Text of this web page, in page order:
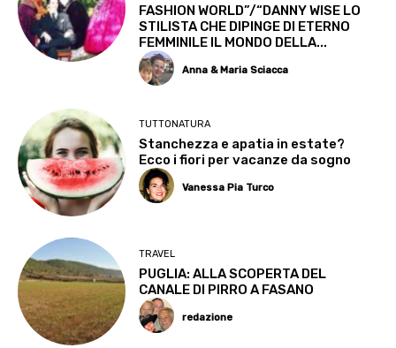
FASHION WORLD”/“DANNY WISE LO
STILISTA CHE DIPINGE DI ETERNO
FEMMINILE IL MONDO DELLA...
Anna & Maria Sciacca
TUTTONATURA
Stanchezza e apatia in estate?
Ecco i fiori per vacanze da sogno
Vanessa Pia Turco
TRAVEL
PUGLIA: ALLA SCOPERTA DEL
CANALE DI PIRRO A FASANO
redazione